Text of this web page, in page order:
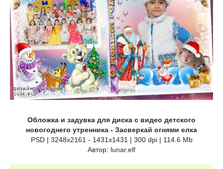
Обложка и задувка для диска с видео детского
новогоднего утренника - Засверкай огнями елка
PSD | 3248x2161 - 1431x1431 | 300 dpi | 114.6 Mb
Автор: lunar.elf